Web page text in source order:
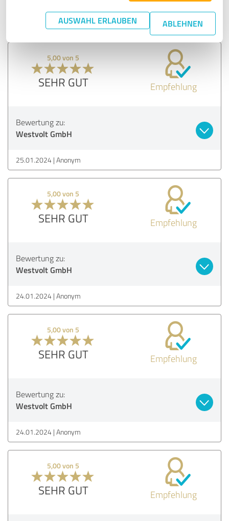
AUSWAHL ERLAUBEN ABLEHNEN
Anonym
5,00 von 5
SEHR GUT Empfehlung
Bewertung zu:
Westvolt GmbH
25.01.2024 Anonym
5,00 von 5
SEHR GUT Empfehlung
Bewertung zu:
Westvolt GmbH
24.01.2024 Anonym
5,00 von 5
SEHR GUT Empfehlung
Bewertung zu:
Westvolt GmbH
24.01.2024 Anonym
5,00 von 5
SEHR GUT Empfehlung